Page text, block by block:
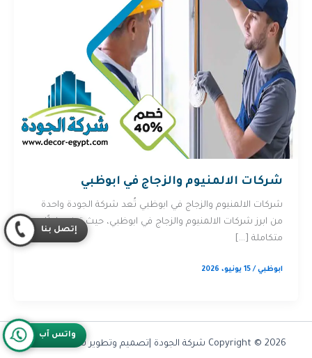
شركات الالمنيوم والزجاج في ابوظبي
شركات الالمنيوم والزجاج في ابوظبي تُعد شركة الجودة واحدة
من ابرز شركات الالمنيوم والزجاج في ابوظبي، حيث توفر حلولًا
متكاملة […]
ابوظبي/15 يونيو، 2026
Copyright © 2026 شركة الجودة |تصميم وتطوير شركة Olymoo
واتس آب
إتصل بنا